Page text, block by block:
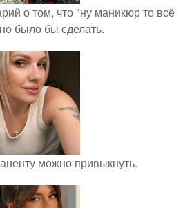
о том, что "ну маникюр то всё
было бы сделать.
можно привыкнуть.